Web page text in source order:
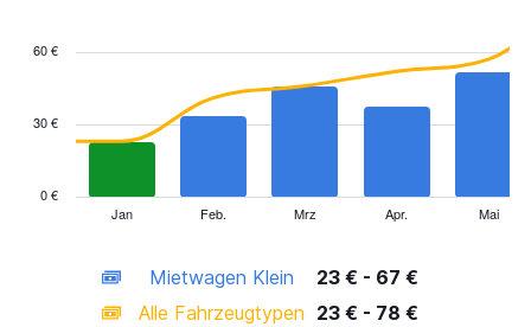
has
displaying
categories.
Jan Feb. Mrz Apr. Mai
0 €
30 €
60 €
Mietwagen Klein
23 € - 67 €
Alle Fahrzeugtypen 23 € - 78 €